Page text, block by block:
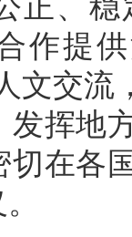
正、
作提
文交流
发挥地
切在各